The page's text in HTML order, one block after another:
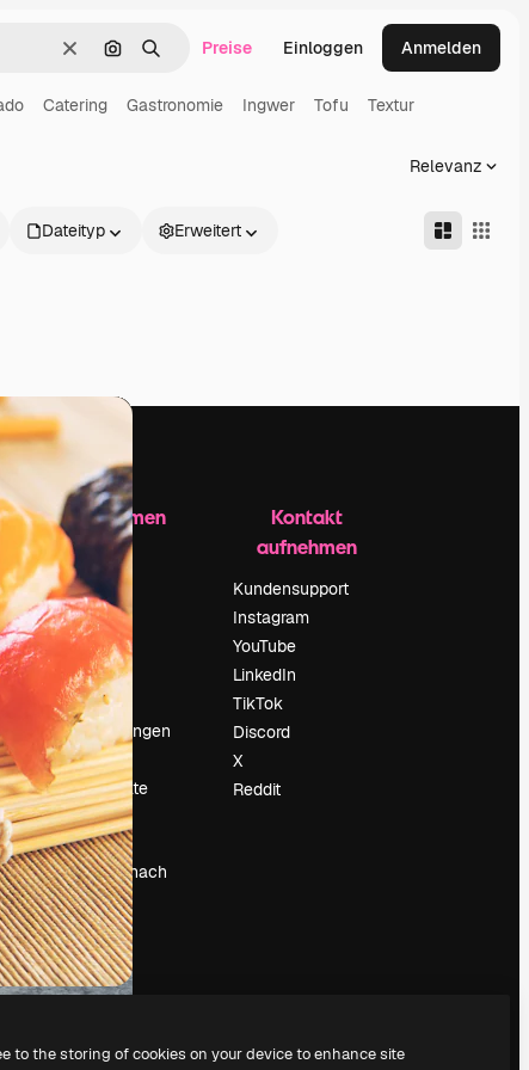
LöschenNach Bild suchen
SuchenPreise Einloggen Anmelden
Catering Gastronomie Ingwer Tofu Textur
Relevanz
Dateityp Erweitert
Unternehmen
Preise
Über uns
Reviews
Karriere
Suchtrends
Blog
Veranstaltungen
Slidesgo
Deine Inhalte
verkaufen
Pressesaal
Suchst du nach
magnific.ai
Kontakt
aufnehmen
Kundensupport
Instagram
YouTube
LinkedIn
TikTok
Discord
X
Reddit
to the storing of cookies on your device to enhance site